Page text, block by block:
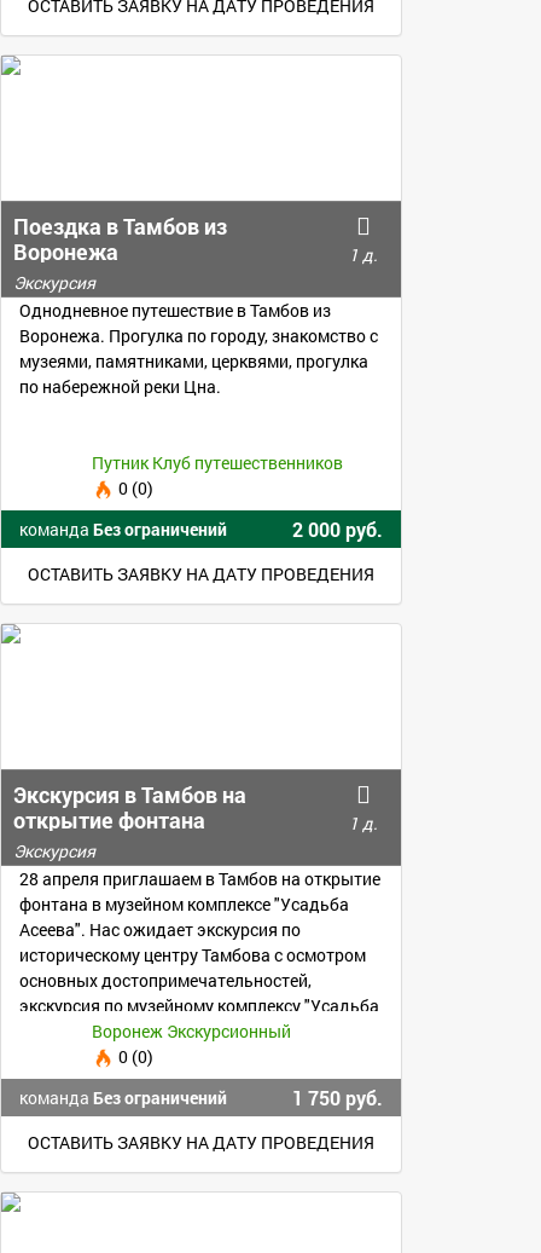
ОСТАВИТЬ ЗАЯВКУ НА ДАТУ ПРОВЕДЕНИЯ
Поездка в Тамбов из
Воронежа
1 д.
Экскурсия
Однодневное путешествие в Тамбов из
Воронежа. Прогулка по городу, знакомство с
музеями, памятниками, церквями, прогулка
по набережной реки Цна.
Путник Клуб путешественников
0 (0)
команда Без ограничений 2 000 руб.
ОСТАВИТЬ ЗАЯВКУ НА ДАТУ ПРОВЕДЕНИЯ
Экскурсия в Тамбов на
открытие фонтана
1 д.
Экскурсия
28 апреля приглашаем в Тамбов на открытие
фонтана в музейном комплексе "Усадьба
Асеева". Нас ожидает экскурсия по
историческому центру Тамбова с осмотром
основных достопримечательностей,
экскурсия по музейному комплексу "Усадьба
Воронеж Экскурсионный
0 (0)
команда Без ограничений 1 750 руб.
ОСТАВИТЬ ЗАЯВКУ НА ДАТУ ПРОВЕДЕНИЯ